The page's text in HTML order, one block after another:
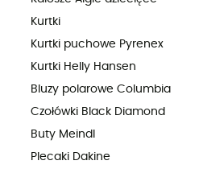
Kurtki
Kurtki puchowe Pyrenex
Kurtki Helly Hansen
Bluzy polarowe Columbia
Czołówki Black Diamond
Buty Meindl
Plecaki Dakine